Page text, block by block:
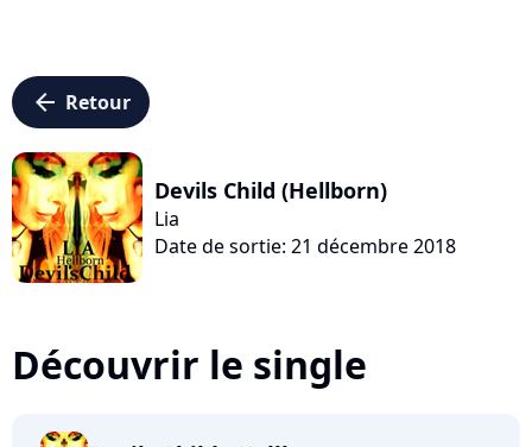
arrow_left Retour
Devils Child (Hellborn)
Lia
Date de sortie: 21 décembre 2018
Découvrir le single